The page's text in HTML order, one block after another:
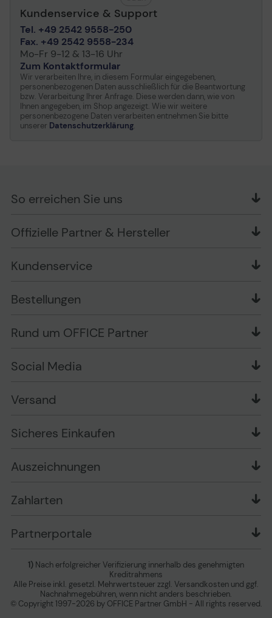
Kundenservice & Support
Tel. +49 2542 9558-250
Fax. +49 2542 9558-234
Mo-Fr 9-12 & 13-16 Uhr
Zum Kontaktformular
Wir verarbeiten Ihre, in diesem Formular eingegebenen,
personenbezogenen Daten ausschließlich für die Beantwortung
bzw. Verarbeitung Ihrer Anfrage. Diese werden dann, wie von
Ihnen angegeben, im Shop angezeigt. Wie wir weitere
personenbezogene Daten verarbeiten entnehmen Sie bitte
unserer Datenschutzerklärung.
Offizielle Partner & Hersteller
Kundenservice
Bewertungsrichtlinien
Wissen mit OP
Markenshops
Garantiearten
Information zur Entsorgung von Batterien und
Vertrag widerrufen
Bestellungen
Versand im Namen Dritter
Muster-Widerrufsformular
Versandinformationen
Sicheres Einkaufen
AGB
Rund um OFFICE Partner
Stellenangebote
Playox.de
Presse
Impressum
Zu den Barrierefreiheitseinstellungen
Erklärung zur Barrierefreiheit
So erreichen Sie uns
Schlesierring 35
Telefon: +49 (0) 2542 / 9558250
Ansprechpartner bei fehlerhafter Ware und Schäden
Social Media
Versand
Sicheres Einkaufen
Auszeichnungen
Zahlarten
Partnerportale
1) Nach erfolgreicher Verifizierung innerhalb des genehmigten
Kreditrahmens
Alle Preise inkl. gesetzl. Mehrwertsteuer zzgl. Versandkosten und ggf.
Nachnahmegebühren, wenn nicht anders beschrieben.
© Copyright 1997-2026 by OFFICE Partner GmbH - All rights reserved.